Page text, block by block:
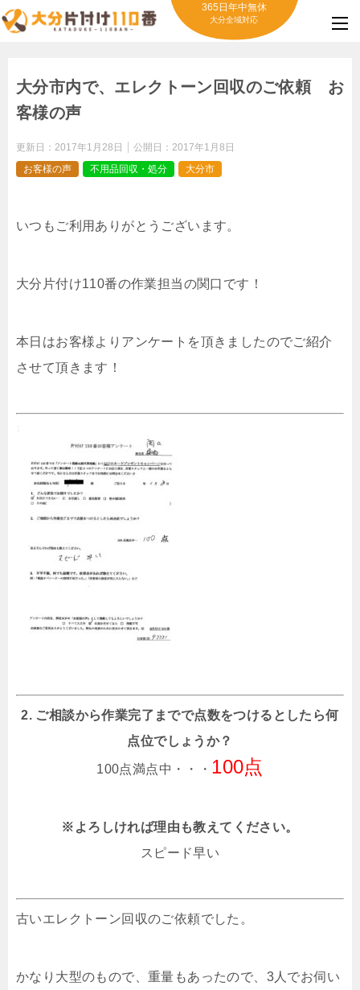
365日年中無休
大分全域対応
大分市内で、エレクトーン回収のご依頼 お
客様の声
更新日： 2017年1月28日 公開日： 2017年1月8日
お客様の声
不用品回収・処分 大分市
いつもご利用ありがとうございます。
大分片付け110番の作業担当の関口です！
本日はお客様よりアンケートを頂きましたのでご紹介
させて頂きます！
2. ご相談から作業完了までで点数をつけるとしたら何
点位でしょうか？
100点満点中・・・ 100点
※よろしければ理由も教えてください。
スピード早い
古いエレクトーン回収のご依頼でした。
かなり大型のもので、重量もあったので、3人でお伺い